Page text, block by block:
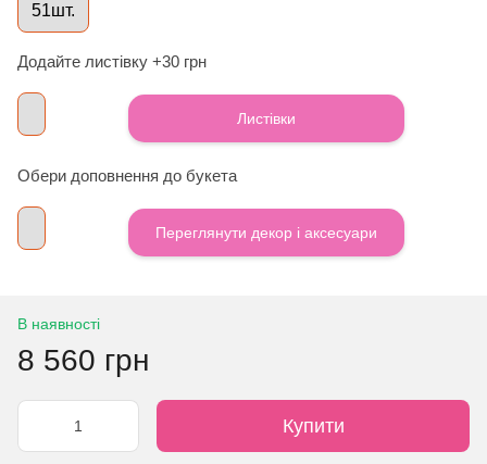
51шт.
Додайте листівку +30 грн
Листівки
Обери доповнення до букета
Переглянути декор і аксесуари
В наявності
8 560 грн
Купити